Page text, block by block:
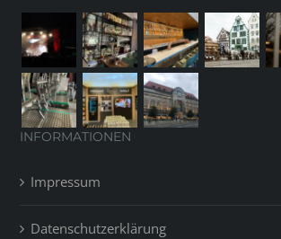
INFORMATIONEN
Impressum
Datenschutzerklärung